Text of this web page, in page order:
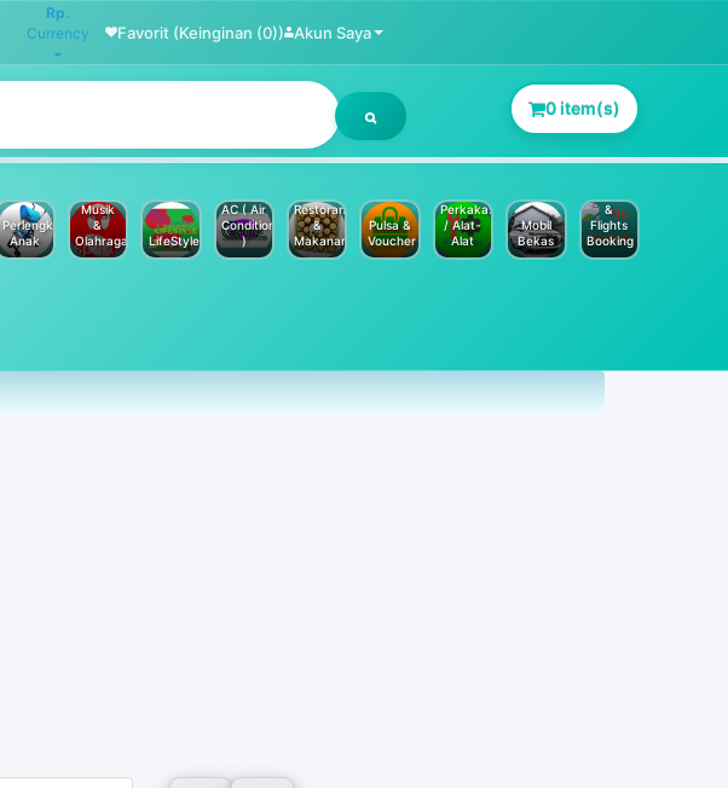
Rp.
Currency
Favorit (Keinginan (0)) Akun Saya
0 item(s)
Perlengkapan
Anak
Musik
&
Olahraga
LifeStyle
AC ( Air
Conditioner
)
Restoran
&
Makanan
Pulsa &
Voucher
Perkakas
/ Alat-
Alat
Mobil
Bekas
&
Flights
Booking